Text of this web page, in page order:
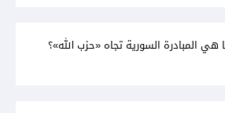
هي المبادرة السورية تجاه «حزب الله»؟